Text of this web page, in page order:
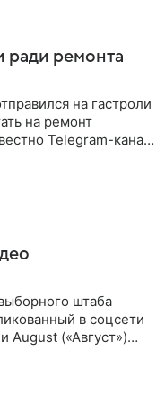
ради ремонта
на гастроли
на ремонт
Telegram-каналу
штаба
в соцсети
August («Август»)